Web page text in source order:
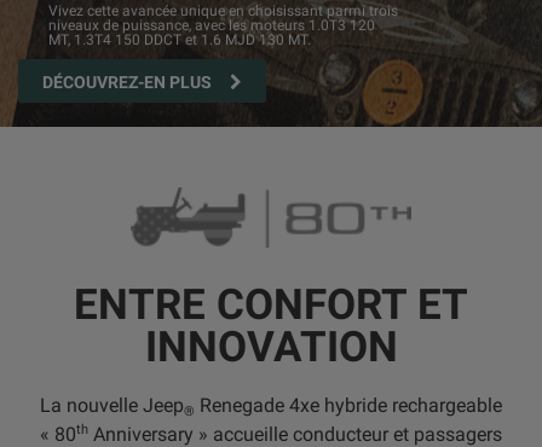
Vivez cette avancée unique en choisissant parmi trois
niveaux de puissance, avec les moteurs 1.0T3 120
MT, 1.3T4 150 DDCT et 1.6 MJD 130 MT.
DÉCOUVREZ-EN PLUS
ENTRE CONFORT ET
INNOVATION
La nouvelle Jeep® Renegade 4xe hybride rechargeable
« 80th Anniversary » accueille conducteur et passagers